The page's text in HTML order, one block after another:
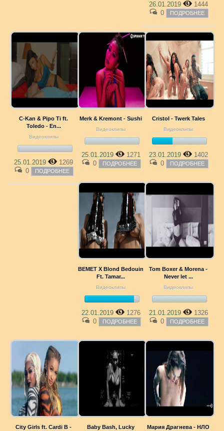
26.01.2019
1444
0
ПОДРОБНЕЕ
C-Kan & Pipo Ti ft.
Toledo - En...
Видеоклипы
25.01.2019
1269
0
ПОДРОБНЕЕ
Merk & Kremont - Sushi
Видеоклипы
25.01.2019
1271
0
ПОДРОБНЕЕ
Cristol - Twerk Tales
Видеоклипы
23.01.2019
1402
0
ПОДРОБНЕЕ
BEMET X Blond Bedouin
Ft. Tamar...
Видеоклипы
22.01.2019
1276
0
ПОДРОБНЕЕ
Tom Boxer & Morena -
Never let ...
Видеоклипы
21.01.2019
1326
0
ПОДРОБНЕЕ
City Girls ft. Cardi B -
Baby Bash, Lucky
Мария Драгнева - НЛО